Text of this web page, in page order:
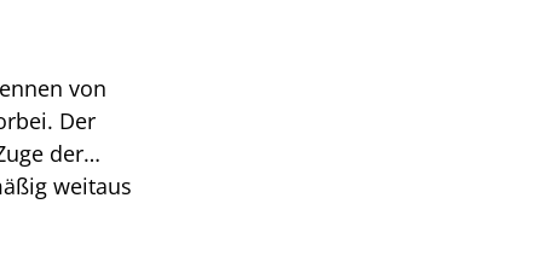
von
Der
der
weitaus